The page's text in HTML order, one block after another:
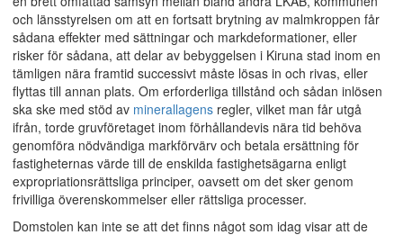
och länsstyrelsen om att en fortsatt brytning av malmkroppen får
sådana effekter med sättningar och markdeformationer, eller
risker för sådana, att delar av bebyggelsen i Kiruna stad inom en
tämligen nära framtid successivt måste lösas in och rivas, eller
flyttas till annan plats. Om erforderliga tillstånd och sådan inlösen
ska ske med stöd av minerallagens regler, vilket man får utgå
ifrån, torde gruvföretaget inom förhållandevis nära tid behöva
genomföra nödvändiga markförvärv och betala ersättning för
fastigheternas värde till de enskilda fastighetsägarna enligt
expropriationsrättsliga principer, oavsett om det sker genom
frivilliga överenskommelser eller rättsliga processer.
Domstolen kan inte se att det finns något som idag visar att de